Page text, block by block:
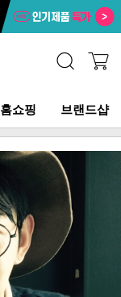
홈쇼핑 브랜드샵